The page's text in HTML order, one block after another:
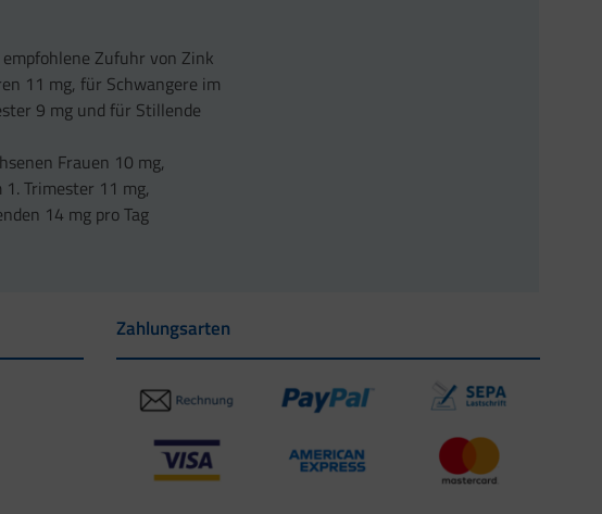
Zufuhr von Zink
11 mg, für Schwangere im
9 mg und für Stillende
Frauen 10 mg,
Trimester 11 mg,
14 mg pro Tag
Zahlungsarten